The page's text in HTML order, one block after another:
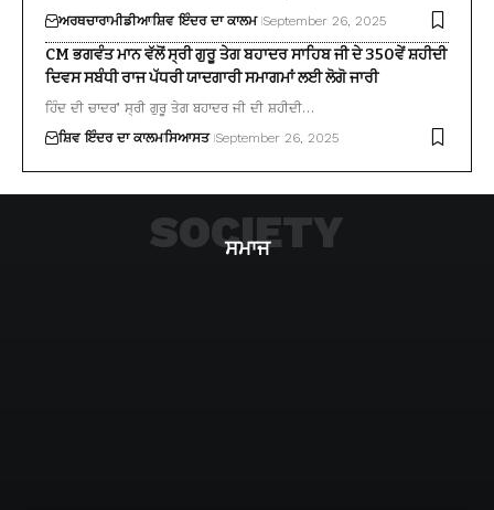
ਅਰਥਚਾਰਾਮੀਡੀਆਸ਼ਿਵ ਇੰਦਰ ਦਾ ਕਾਲਮ September 26, 2025
CM ਭਗਵੰਤ ਮਾਨ ਵੱਲੋਂ ਸ੍ਰੀ ਗੁਰੂ ਤੇਗ ਬਹਾਦਰ ਸਾਹਿਬ ਜੀ ਦੇ 350ਵੇਂ ਸ਼ਹੀਦੀ
ਦਿਵਸ ਸਬੰਧੀ ਰਾਜ ਪੱਧਰੀ ਯਾਦਗਾਰੀ ਸਮਾਗਮਾਂ ਲਈ ਲੋਗੋ ਜਾਰੀ
ਹਿੰਦ ਦੀ ਚਾਦਰ’ ਸ੍ਰੀ ਗੁਰੂ ਤੇਗ ਬਹਾਦਰ ਜੀ ਦੀ ਸ਼ਹੀਦੀ…
ਸ਼ਿਵ ਇੰਦਰ ਦਾ ਕਾਲਮਸਿਆਸਤ September 26, 2025
ਸਮਾਜ
SOCIETY